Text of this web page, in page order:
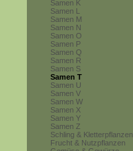
Samen K
Samen L
Samen M
Samen N
Samen O
Samen P
Samen Q
Samen R
Samen S
Samen T
Samen U
Samen V
Samen W
Samen X
Samen Y
Samen Z
Schling & Kletterpflanzen
Frucht & Nutzpflanzen